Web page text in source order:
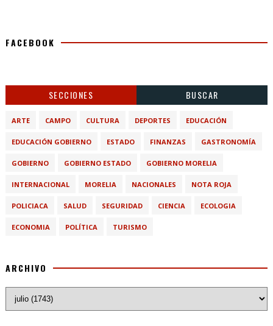
FACEBOOK
SECCIONES BUSCAR
ARTE CAMPO CULTURA DEPORTES EDUCACIÓN
EDUCACIÓN GOBIERNO ESTADO FINANZAS GASTRONOMÍA
GOBIERNO GOBIERNO ESTADO GOBIERNO MORELIA
INTERNACIONAL MORELIA NACIONALES NOTA ROJA
POLICIACA SALUD SEGURIDAD CIENCIA ECOLOGIA
ECONOMIA POLÍTICA TURISMO
ARCHIVO